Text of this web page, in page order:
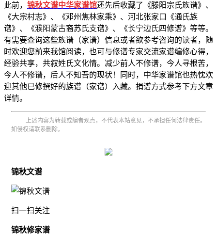
此前， 锦秋文谱中华家谱馆还先后收藏了《滕阳宗氏族谱》、
《大宗村志》、《邓州焦林家乘》、河北张家口《通氏族
谱》、《濮阳蒙古裔苏氏支谱》、《长宁边氏四修谱》等等。
有需要查询这些族谱（家谱）信息或者欲参考咨询的读者，随
时欢迎您前来我馆阅读，也可与修谱专家交流家谱编修心得，
经验共享，共叙姓氏文化情。减少前人不修谱，今人寻根苦，
今人不修谱，后人不知吾的现状！同时，中华家谱馆也热忱欢
迎其他已修撰好的族谱（家谱）入藏。捐谱方式参考下方文章
详情。
上述内容为转载或编者观点，不代表本站意见，不承担任何法律责任。
如侵权请联系删除。
锦秋文谱
扫一扫关注
锦秋修家谱